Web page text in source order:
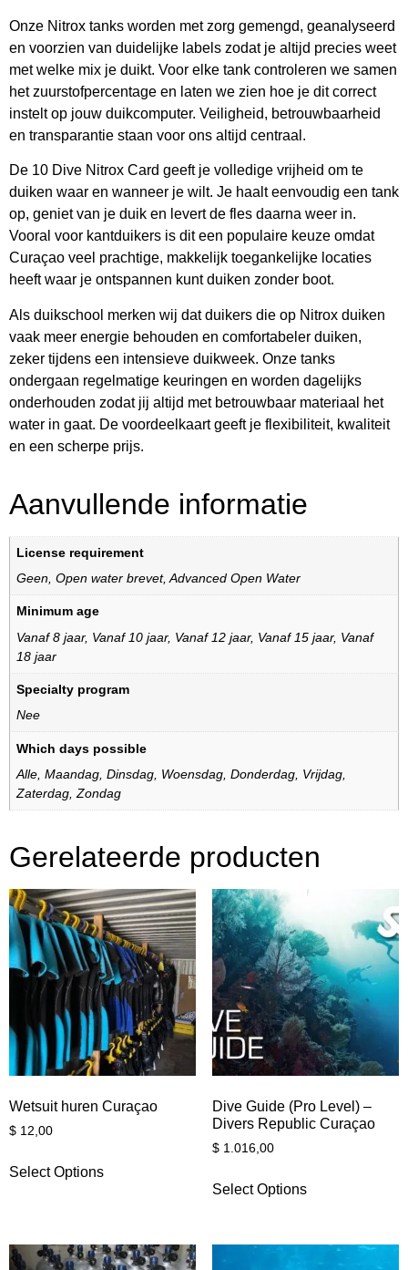
Onze Nitrox tanks worden met zorg gemengd, geanalyseerd
en voorzien van duidelijke labels zodat je altijd precies weet
met welke mix je duikt. Voor elke tank controleren we samen
het zuurstofpercentage en laten we zien hoe je dit correct
instelt op jouw duikcomputer. Veiligheid, betrouwbaarheid
en transparantie staan voor ons altijd centraal.
De 10 Dive Nitrox Card geeft je volledige vrijheid om te
duiken waar en wanneer je wilt. Je haalt eenvoudig een tank
op, geniet van je duik en levert de fles daarna weer in.
Vooral voor kantduikers is dit een populaire keuze omdat
Curaçao veel prachtige, makkelijk toegankelijke locaties
heeft waar je ontspannen kunt duiken zonder boot.
Als duikschool merken wij dat duikers die op Nitrox duiken
vaak meer energie behouden en comfortabeler duiken,
zeker tijdens een intensieve duikweek. Onze tanks
ondergaan regelmatige keuringen en worden dagelijks
onderhouden zodat jij altijd met betrouwbaar materiaal het
water in gaat. De voordeelkaart geeft je flexibiliteit, kwaliteit
en een scherpe prijs.
Aanvullende informatie
License requirement
Geen ,Open water brevet,Advanced Open Water
Minimum age
Vanaf 8 jaar, Vanaf 10 jaar, Vanaf 12 jaar, Vanaf 15 jaar, Vanaf
18 jaar
Specialty program
Nee
Which days possible
Alle ,Maandag ,Dinsdag Woensdag ,Donderdag Vrijdag
Zaterdag ,Zondag
Gerelateerde producten
Wetsuit huren Curaçao
$ 12,00
Select Options
Dive Guide (Pro Level) –
Divers Republic Curaçao
$1.016,00
Select Options